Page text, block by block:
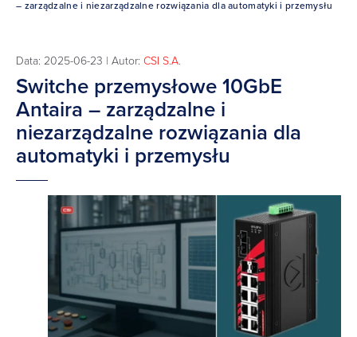
– zarządzalne i niezarządzalne rozwiązania dla automatyki i przemysłu
Data: 2025-06-23 | Autor: CSI S.A.
Switche przemysłowe 10GbE
Antaira – zarządzalne i
niezarządzalne rozwiązania dla
automatyki i przemysłu